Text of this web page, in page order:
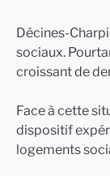
Décines-
sociaux.
croissant de
Face à cette
dispositif
logements